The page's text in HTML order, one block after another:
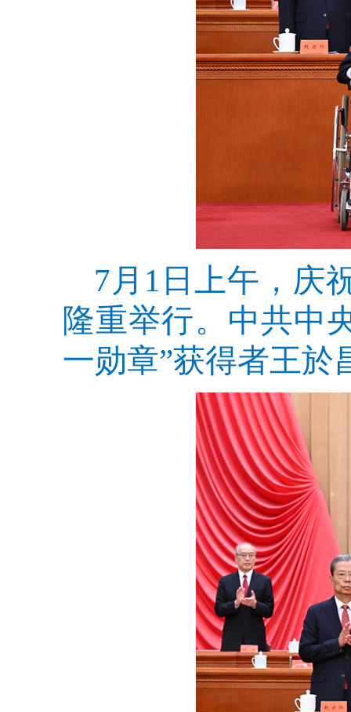
7月1日上午，庆
隆重举行。中共中
一勋章”获得者王於